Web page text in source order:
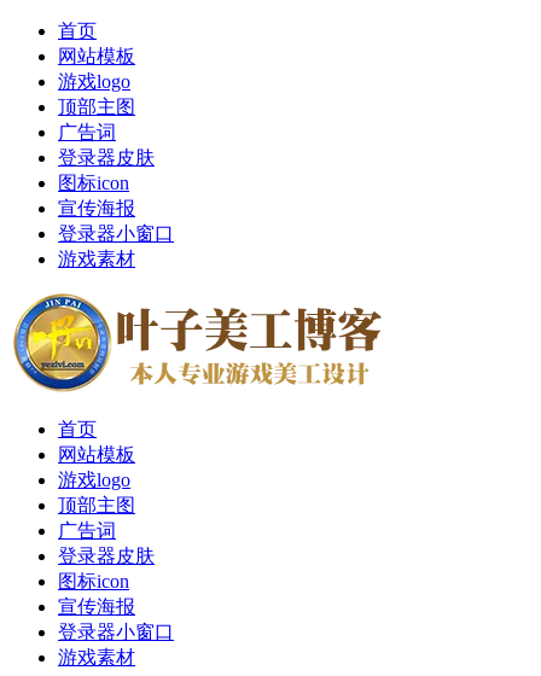
首页
网站模板
游戏logo
顶部主图
广告词
登录器皮肤
图标icon
宣传海报
登录器小窗口
游戏素材
首页
网站模板
游戏logo
顶部主图
广告词
登录器皮肤
图标icon
宣传海报
登录器小窗口
游戏素材